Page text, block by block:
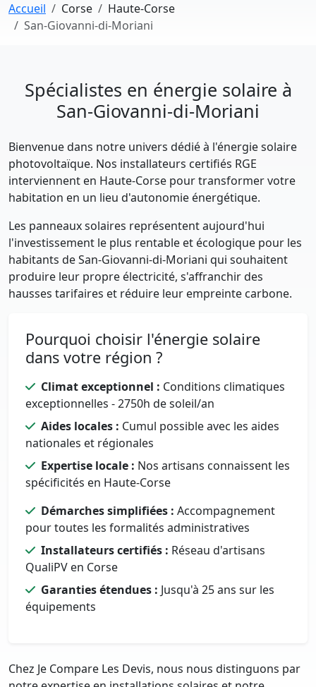
Accueil Corse
Haute-Corse
San-Giovanni-di-Moriani
Spécialistes en énergie solaire à
San-Giovanni-di-Moriani
Bienvenue dans notre univers dédié à l'énergie solaire
photovoltaïque. Nos installateurs certifiés RGE
interviennent en Haute-Corse pour transformer votre
habitation en un lieu d'autonomie énergétique.
Les panneaux solaires représentent aujourd'hui
l'investissement le plus rentable et écologique pour les
habitants de San-Giovanni-di-Moriani qui souhaitent
produire leur propre électricité, s'affranchir des
hausses tarifaires et réduire leur empreinte carbone.
Pourquoi choisir l'énergie solaire
dans votre région ?
Climat exceptionnel : Conditions climatiques
exceptionnelles - 2750h de soleil/an
Aides locales : Cumul possible avec les aides
nationales et régionales
Expertise locale : Nos artisans connaissent les
spécificités en Haute-Corse
Démarches simplifiées : Accompagnement
pour toutes les formalités administratives
Installateurs certifiés : Réseau d'artisans
QualiPV en Corse
Garanties étendues : Jusqu'à 25 ans sur les
équipements
Chez Je Compare Les Devis, nous nous distinguons par